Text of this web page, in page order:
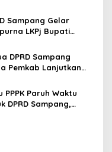
Sampang Gelar
LKPj Bupati
DPRD Sampang
Pemkab Lanjutkan
PPPK Paruh Waktu
DPRD Sampang,